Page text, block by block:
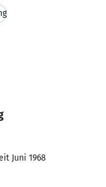
Juni 1968